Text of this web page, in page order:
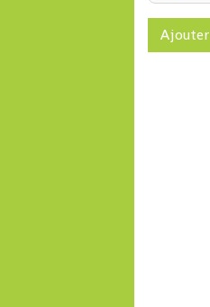
Ajouter